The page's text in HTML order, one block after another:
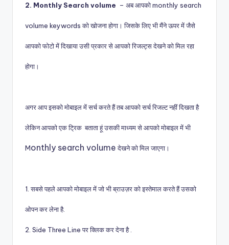
2. Monthly Search volume – अब आपको monthly search
volume keywords को खोजना होगा। जिसके लिए भी मैंने ऊपर में जैसे
आपको फोटो में दिखाया उसी प्रकार से आपको रिजल्ट्स देखने को मिल रहा
होगा।
अगर आप इसको मोबाइल में सर्च करते हैं तब आपको सर्च रिजल्ट नहीं दिखता है
लेकिन आपको एक ट्रिक बताता हूं उसकी माध्यम से आपको मोबाइल में भी
Monthly search volumeदेखने को मिल जाएगा।
1. सबसे पहले आपको मोबाइल में जो भी ब्राउज़र को इस्तेमाल करते हैं उसको
ओपन कर लेना है.
2. Side Three Line पर क्लिक कर देना है .